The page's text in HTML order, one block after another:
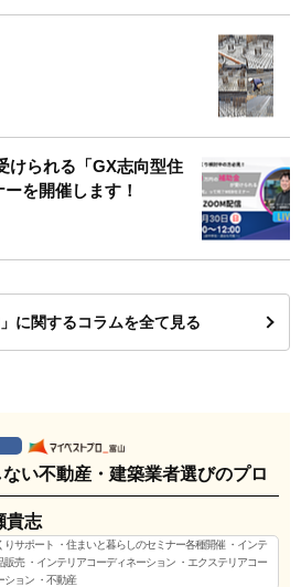
けられる「GX志向型住
を開催します！
」に関するコラムを全て見る
い不動産・建築業者選びのプロ
貴志
りサポート ・住まいと暮らしのセミナー各種開催 ・インテ
販売 ・インテリアコーディネーション ・エクステリアコー
ション ・不動産